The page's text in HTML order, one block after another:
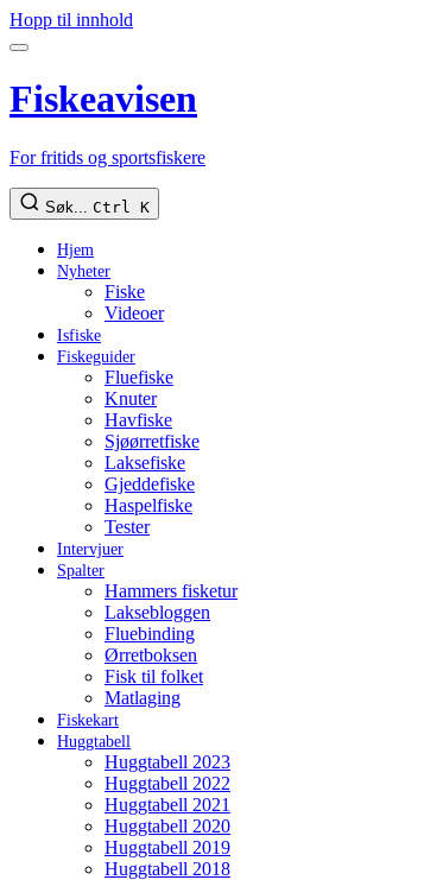
Hopp til innhold
Fiskeavisen
For fritids og sportsfiskere
Søk... Ctrl K
Hjem
Nyheter
Fiske
Videoer
Isfiske
Fiskeguider
Fluefiske
Knuter
Havfiske
Sjøørretfiske
Laksefiske
Gjeddefiske
Haspelfiske
Tester
Intervjuer
Spalter
Hammers fisketur
Laksebloggen
Fluebinding
Ørretboksen
Fisk til folket
Matlaging
Fiskekart
Huggtabell
Huggtabell 2023
Huggtabell 2022
Huggtabell 2021
Huggtabell 2020
Huggtabell 2019
Huggtabell 2018